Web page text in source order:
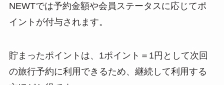
NEWTでは予約金額や会員ステータスに応じてポ
イントが付与されます。
貯まったポイントは、1ポイント＝1円として次回
の旅行予約に利用できるため、継続して利用する